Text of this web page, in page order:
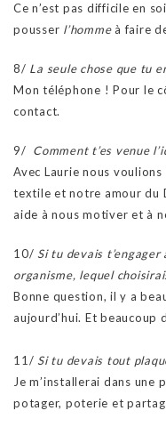
Ce n’est pas difficile en
pousser l’hommeà faire
8/ La seule chose que tu
Mon téléphone ! Pour le
contact.
9/ Comment t’es venue
Avec Laurie nous
textile et notre amour du
aide à nous motiver et à
10/ Si tu devais t’engager
organisme, lequel
Bonne question, il y a
aujourd’hui. Et beaucoup
11/ Si tu devais tout
Je m’installerai dans une
potager, poterie et